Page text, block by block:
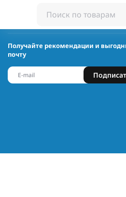
Получайте рекомендации и
почту